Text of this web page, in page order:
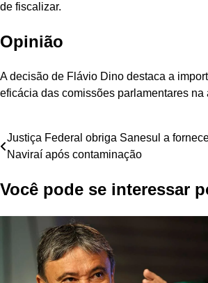
de fiscalizar.
Opinião
A decisão de Flávio Dino destaca a
eficácia das comissões parlamentares
Navegação
Post
Justiça Federal obriga Sanesul a
Naviraí após contaminação
Você pode se interessar